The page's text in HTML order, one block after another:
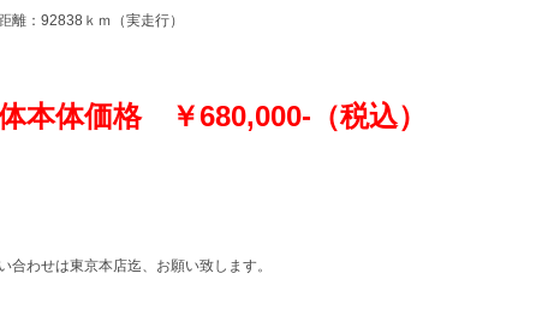
離：92838ｋｍ（実走行）
本体価格 ￥680,000-（税込）
合わせは東京本店迄、お願い致します。